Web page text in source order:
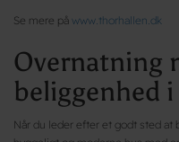
Se mere på www.thorhallen.dk
Overnatning
beliggenhed i
Når du leder efter et godt sted at